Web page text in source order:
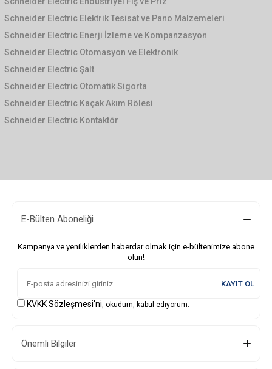
Schneider Electric Elektrik Tesisat ve Pano Malzemeleri
Schneider Electric Enerji İzleme ve Kompanzasyon
Schneider Electric Otomasyon ve Elektronik
Schneider Electric Şalt
Schneider Electric Otomatik Sigorta
Schneider Electric Kaçak Akım Rölesi
Schneider Electric Kontaktör
E-Bülten Aboneliği
Kampanya ve yeniliklerden haberdar olmak için e-bültenimize abone
olun!
KAYIT OL
KVKK Sözleşmesi'ni, okudum, kabul ediyorum.
Önemli Bilgiler